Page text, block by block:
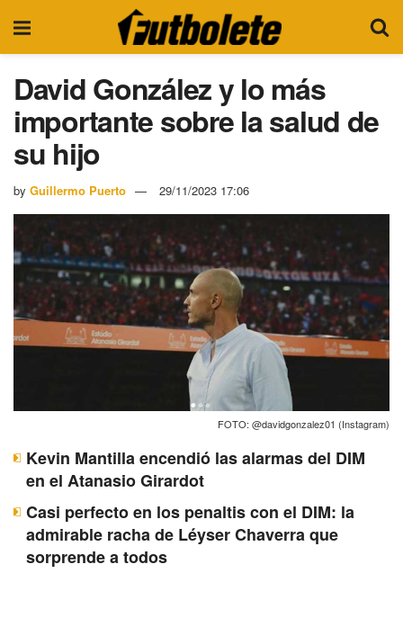
David González y lo más
importante sobre la salud de
su hijo
by Guillermo Puerto 29/11/2023 17:06
FOTO: @davidgonzalez01 (Instagram)
Kevin Mantilla encendió las alarmas del DIM
en el Atanasio Girardot
Casi perfecto en los penaltis con el DIM: la
admirable racha de Léyser Chaverra que
sorprende a todos